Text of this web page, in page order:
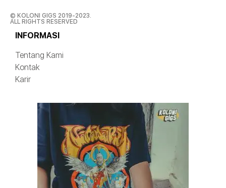
© KOLONI GIGS 2019-2023.
ALL RIGHTS RESERVED
INFORMASI
Tentang Kami
Kontak
Karir